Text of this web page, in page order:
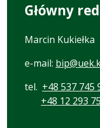
Główny
Marcin Kukiełka
e-mail:
tel. +48 537 745
+48 12 293